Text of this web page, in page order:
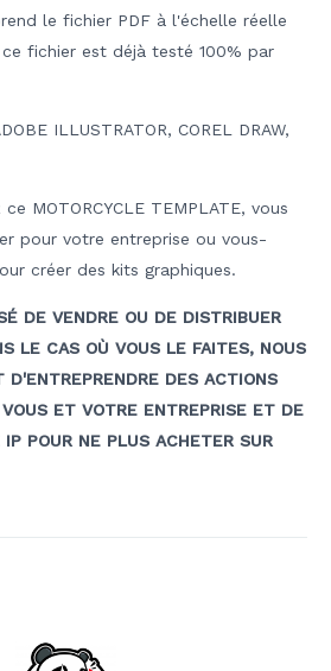
le fichier PDF à l'échelle réelle
fichier est déjà testé 100% par
ILLUSTRATOR, COREL DRAW,
MOTORCYCLE TEMPLATE, vous
pour votre entreprise ou vous-
créer des kits graphiques.
DE VENDRE OU DE DISTRIBUER
LE CAS OÙ VOUS LE FAITES, NOUS
D'ENTREPRENDRE DES ACTIONS
ET VOTRE ENTREPRISE ET DE
IP POUR NE PLUS ACHETER SUR